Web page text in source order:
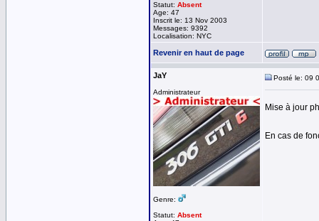
Statut: Absent
Age: 47
Inscrit le: 13 Nov 2003
Messages: 9392
Localisation: NYC
Revenir en haut de page
JaY
Administrateur
Genre:
Statut: Absent
Posté le: 09
Mise à jour
En cas de